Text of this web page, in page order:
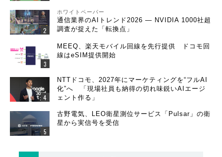
ホワイトペーパー
通信業界のAIトレンド2026 ― NVIDIA 1000社超
調査が捉えた「転換点」
MEEQ、楽天モバイル回線を先行提供 ドコモ回
線はeSIM提供開始
NTTドコモ、2027年にマーケティングを“フルAI
化”へ 「現場社員も納得の切れ味鋭いAIエージ
ェント作る」
古野電気、LEO衛星測位サービス「Pulsar」の衛
星から実信号を受信